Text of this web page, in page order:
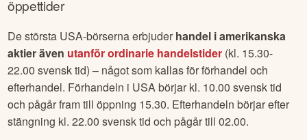
öppettider
De största USA-börserna erbjuder handel i amerikanska
aktier även utanför ordinarie handelstider (kl. 15.30-
22.00 svensk tid) – något som kallas för förhandel och
efterhandel. Förhandeln i USA börjar kl. 10.00 svensk tid
och pågår fram till öppning 15.30. Efterhandeln börjar efter
stängning kl. 22.00 svensk tid och pågår till 02.00.